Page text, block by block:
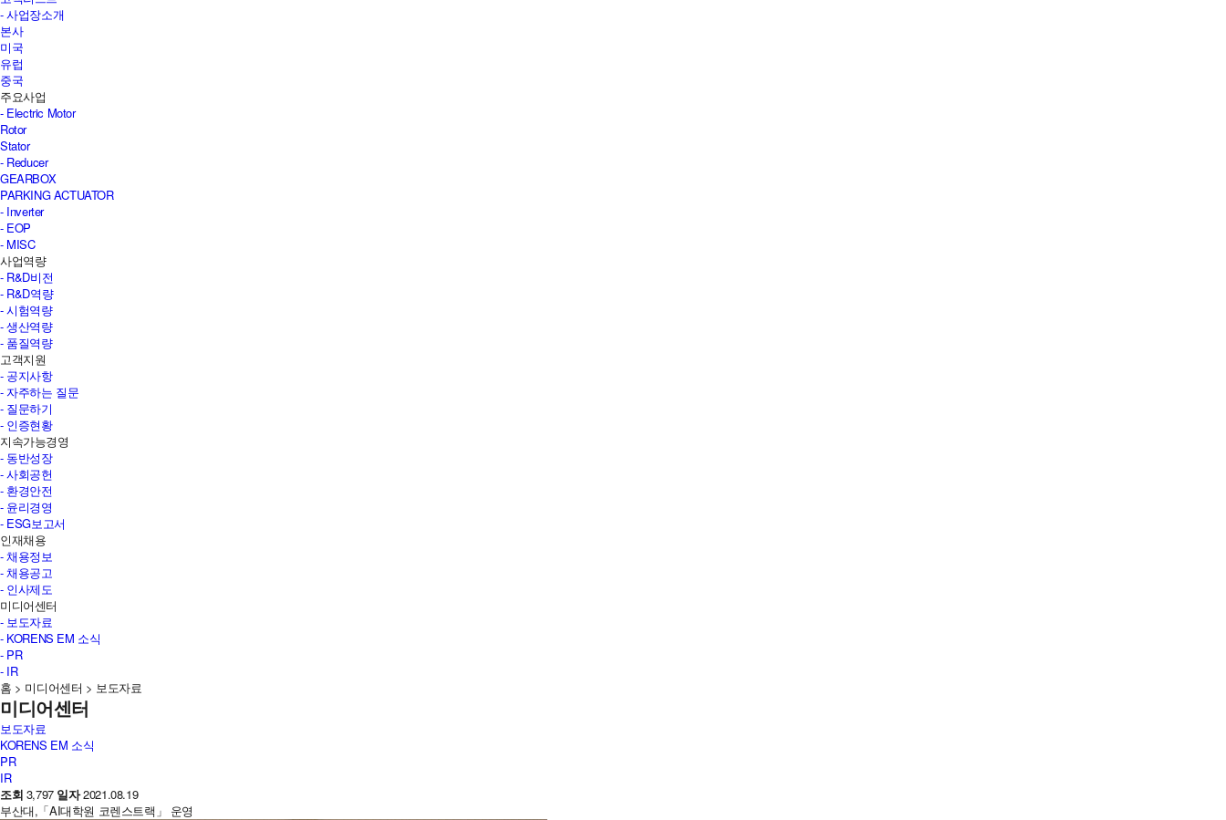
- 사업장소개
본사
미국
유럽
중국
주요사업
- Electric Motor
Rotor
Stator
- Reducer
GEARBOX
PARKING ACTUATOR
- Inverter
- EOP
- MISC
사업역량
- R&D비전
- R&D역량
- 시험역량
- 생산역량
- 품질역량
고객지원
- 공지사항
- 자주하는 질문
- 질문하기
- 인증현황
지속가능경영
- 동반성장
- 사회공헌
- 환경안전
- 윤리경영
- ESG보고서
인재채용
- 채용정보
- 채용공고
- 인사제도
미디어센터
- 보도자료
- KORENS EM 소식
- PR
- IR
홈 > 미디어센터 > 보도자료
미디어센터
보도자료
KORENS EM 소식
PR
IR
조회 3,797 일자2021.08.19
부산대,「AI대학원 코렌스트랙」 운영